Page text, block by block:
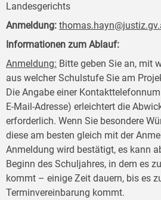
Landesgerichts
Anmeldung:
Informationen zum Ablauf:
Anmeldung: Bitte geben Sie an, mit
aus welcher Schulstufe Sie am
Die Angabe einer
E-Mail-Adresse) erleichtert die
erforderlich. Wenn Sie besondere
diese am besten gleich mit der
Anmeldung wird bestätigt, es kann
Beginn des Schuljahres, in dem es
kommt – einige Zeit dauern, bis es
Terminvereinbarung kommt.